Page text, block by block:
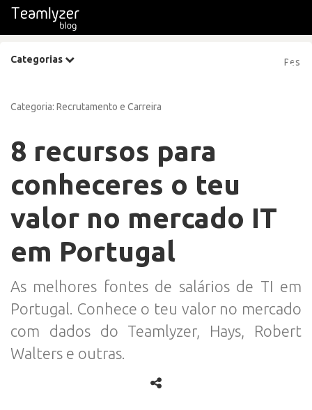
Categorias
Categoria: Recrutamento e Carreira
8 recursos para
conheceres o teu
valor no mercado IT
em Portugal
As melhores fontes de salários de TI em
Portugal. Conhece o teu valor no mercado
com dados do Teamlyzer, Hays, Robert
Walters e outras.